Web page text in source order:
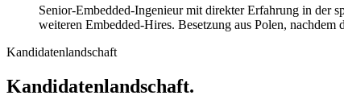
Senior-Embedded-Ingenieur mit direkter Erfahrung in der
weiteren Embedded-Hires. Besetzung aus Polen, nachdem
Kandidatenlandschaft
Kandidatenlandschaft.